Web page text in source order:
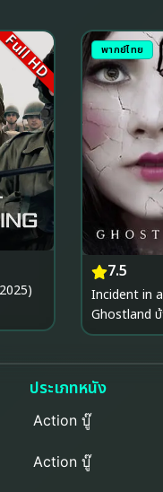
Full HD พากย์ไทย
7.5
Incident in a
Ghostland บ้านตุ๊กตาดุ
(2018)
ประเภทหนัง
Action บู๊
Action บู๊